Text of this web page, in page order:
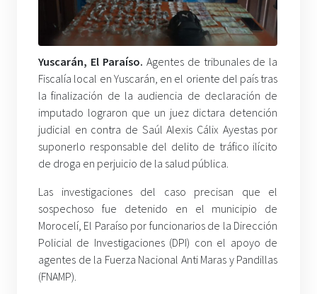
Yuscarán, El Paraíso. Agentes de tribunales de la
Fiscalía local en Yuscarán, en el oriente del país tras
la finalización de la audiencia de declaración de
imputado lograron que un juez dictara detención
judicial en contra de Saúl Alexis Cálix Ayestas por
suponerlo responsable del delito de tráfico ilícito
de droga en perjuicio de la salud pública.
Las investigaciones del caso precisan que el
sospechoso fue detenido en el municipio de
Morocelí, El Paraíso por funcionarios de la Dirección
Policial de Investigaciones (DPI) con el apoyo de
agentes de la Fuerza Nacional Anti Maras y Pandillas
(FNAMP).